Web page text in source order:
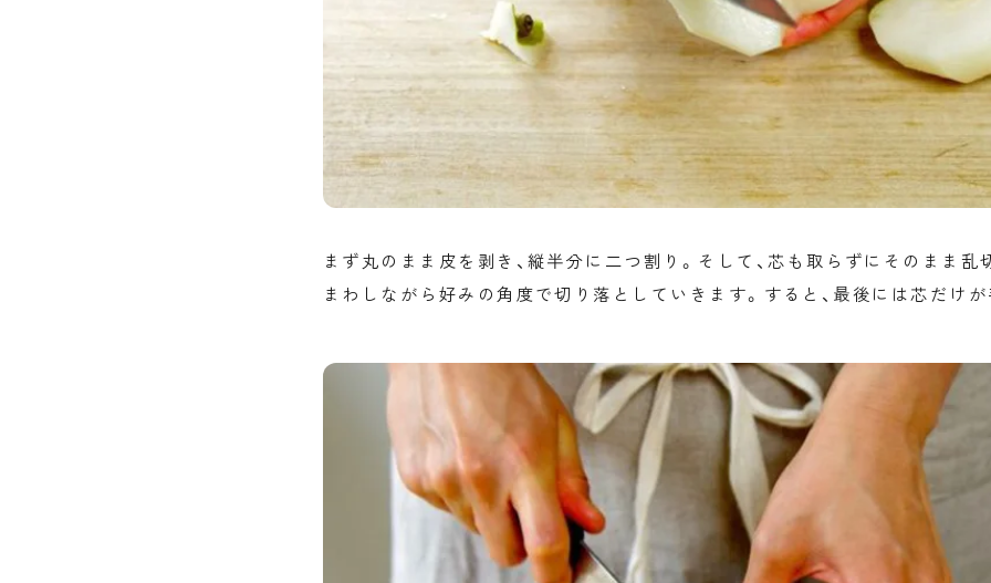
まず丸のまま皮を剥き、縦半分に二つ割り。そして、芯も取らずにそのまま乱
まわしながら好みの角度で切り落としていきます。すると、最後には芯だけ